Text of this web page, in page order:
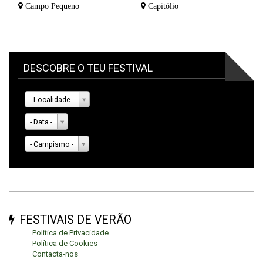
Campo Pequeno Capitólio
DESCOBRE O TEU FESTIVAL
- Localidade -
- Data -
- Campismo -
FESTIVAIS DE VERÃO
Política de Privacidade
Política de Cookies
Contacta-nos